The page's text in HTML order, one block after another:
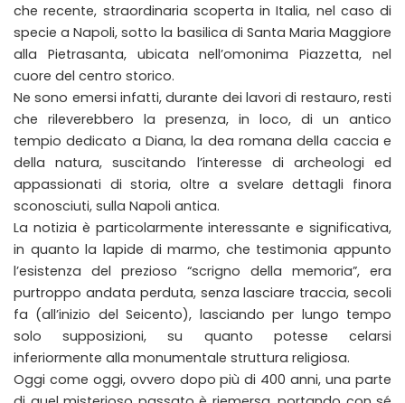
che recente, straordinaria scoperta in Italia, nel caso di
specie a Napoli, sotto la basilica di Santa Maria Maggiore
alla Pietrasanta, ubicata nell’omonima Piazzetta, nel
cuore del centro storico.
Ne sono emersi infatti, durante dei lavori di restauro, resti
che rileverebbero la presenza, in loco, di un antico
tempio dedicato a Diana, la dea romana della caccia e
della natura, suscitando l’interesse di archeologi ed
appassionati di storia, oltre a svelare dettagli finora
sconosciuti, sulla Napoli antica.
La notizia è particolarmente interessante e significativa,
in quanto la lapide di marmo, che testimonia appunto
l’esistenza del prezioso “scrigno della memoria”, era
purtroppo andata perduta, senza lasciare traccia, secoli
fa (all’inizio del Seicento), lasciando per lungo tempo
solo supposizioni, su quanto potesse celarsi
inferiormente alla monumentale struttura religiosa.
Oggi come oggi, ovvero dopo più di 400 anni, una parte